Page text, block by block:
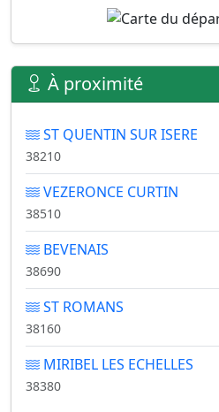
À proximité
ST QUENTIN SUR ISERE
38210
VEZERONCE CURTIN
38510
BEVENAIS
38690
ST ROMANS
38160
MIRIBEL LES ECHELLES
38380